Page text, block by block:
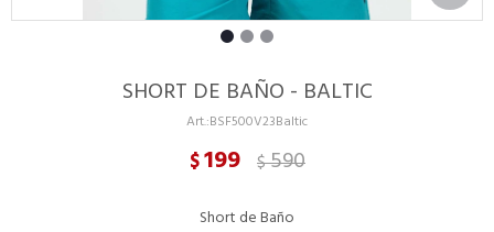
SHORT DE BAÑO - BALTIC
BSF500V23Baltic
$199 $590
Short de Baño